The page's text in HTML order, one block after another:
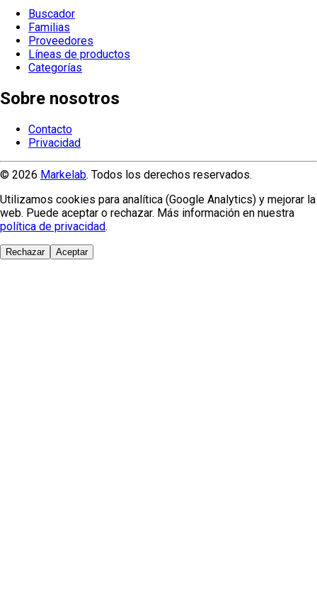
Buscador
Familias
Proveedores
Líneas de productos
Categorías
Sobre nosotros
Contacto
Privacidad
© 2026 Markelab. Todos los derechos reservados.
Utilizamos cookies para analítica (Google Analytics) y mejorar la
web. Puede aceptar o rechazar. Más información en nuestra
política de privacidad.
Rechazar Aceptar